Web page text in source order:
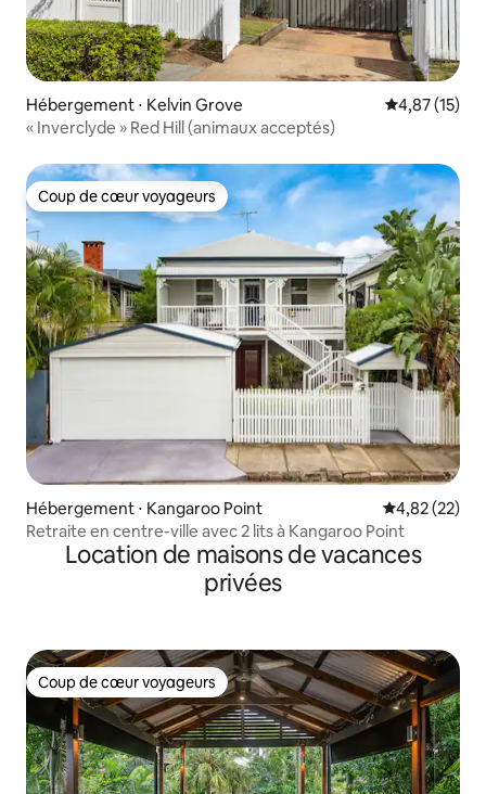
Hébergement ⋅ Kelvin Grove Évaluation
4,87 (15)
« Inverclyde » Red Hill (animaux acceptés)
Coup de cœur voyageurs
Coup de cœur voyageurs
Hébergement ⋅ Kangaroo Point Évaluation
4,82 (22)
Retraite en centre-ville avec 2 lits à Kangaroo Point
Location de maisons de vacances
privées
Coup de cœur voyageurs
Coup de cœur voyageurs